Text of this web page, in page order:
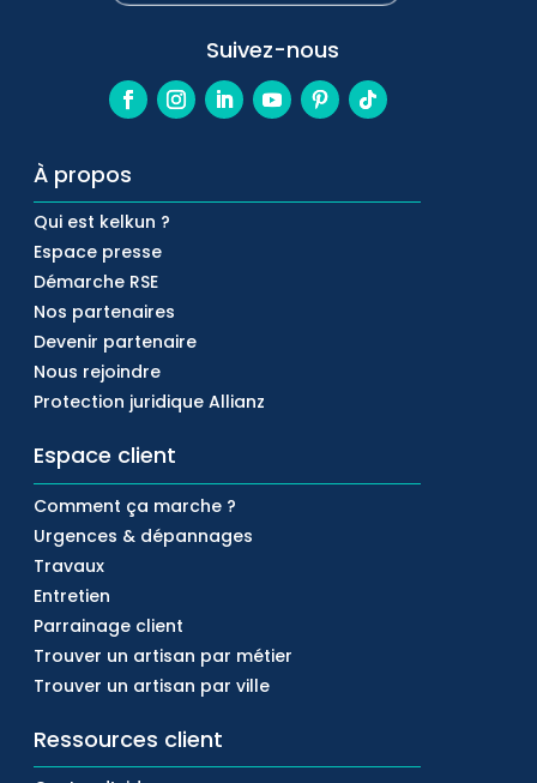
Suivez-nous
À propos
Qui est kelkun ?
Espace presse
Démarche RSE
Nos partenaires
Devenir partenaire
Nous rejoindre
Protection juridique Allianz
Espace client
Comment ça marche ?
Urgences & dépannages
Travaux
Entretien
Parrainage client
Trouver un artisan par métier
Trouver un artisan par ville
Ressources client